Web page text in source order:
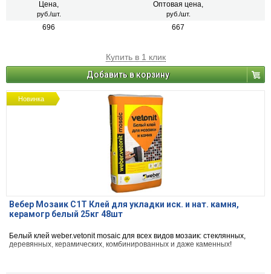
Цена,
руб./шт.
Оптовая цена,
руб./шт.
696 667
Купить в 1 клик
Добавить в корзину
Новинка
Вебер Мозаик C1T Клей для укладки иск. и нат. камня,
керамогр белый 25кг 48шт
Белый клей weber.vetonit mosaic для всех видов мозаик: стеклянных,
деревянных, керамических, комбинированных и даже каменных!